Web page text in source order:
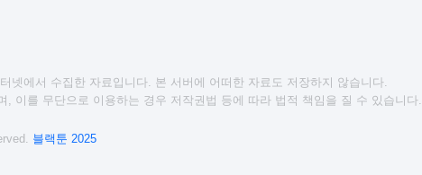
넷에서 수집한 자료입니다. 본 서버에 어떠한 자료도 저장하지 않습니다.
, 이를 무단으로 이용하는 경우 저작권법 등에 따라 법적 책임을 질 수 있습니다.
블랙툰 2025